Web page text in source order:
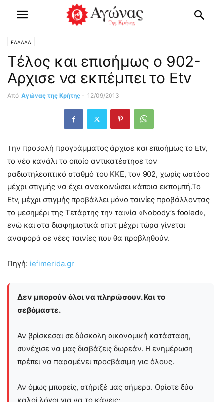
ΕΛΛΑΔΑ
Τέλος και επισήμως ο 902-
Αρχισε να εκπέμπει το Etv
Από Αγώνας της Κρήτης - 12/09/2013
Την προβολή προγράμματος άρχισε και επισήμως το Etv,
το νέο κανάλι το οποίο αντικατέστησε τον
ραδιοτηλεοπτικό σταθμό του ΚΚΕ, τον 902, χωρίς ωστόσο
μέχρι στιγμής να έχει ανακοινώσει κάποια εκπομπή.Το
Etv, μέχρι στιγμής προβάλλει μόνο ταινίες προβάλλοντας
το μεσημέρι της Τετάρτης την ταινία «Nobody’s fooled»,
ενώ και στα διαφημιστικά σποτ μέχρι τώρα γίνεται
αναφορά σε νέες ταινίες που θα προβληθούν.
Πηγή: iefimerida.gr
Δεν μπορούν όλοι να πληρώσουν. Και το
σεβόμαστε.
Αν βρίσκεσαι σε δύσκολη οικονομική κατάσταση,
συνέχισε να μας διαβάζεις δωρεάν. Η ενημέρωση
πρέπει να παραμένει προσβάσιμη για όλους.
Αν όμως μπορείς, στήριξέ μας σήμερα. Ορίστε δύο
καλοί λόγοι για να το κάνεις: